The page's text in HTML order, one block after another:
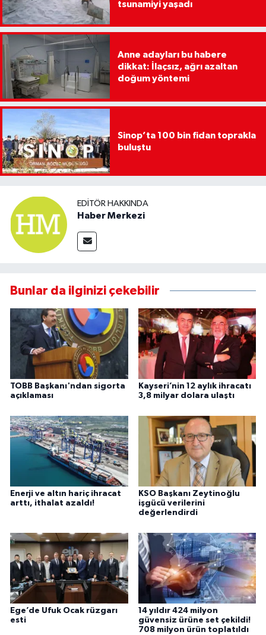
tsunamiyi yaşadı
Anne adayları bu habere
dikkat: İlaçsız, ağrı azaltan
doğum yöntemi
Sinop’ta 100 bin fidan toprakla
buluştu
EDITÖR HAKKINDA
Haber Merkezi
Bunlar da ilginizi çekebilir
TOBB Başkanı'ndan sigorta
açıklaması
Kayseri’nin 12 aylık ihracatı
3,8 milyar dolara ulaştı
Enerji ve altın hariç ihracat
arttı, ithalat azaldı!
KSO Başkanı Zeytinoğlu
işgücü verilerini
değerlendirdi
Ege’de Ufuk Ocak rüzgarı
esti
14 yıldır 424 milyon
güvensiz ürüne set çekildi!
708 milyon ürün toplatıldı